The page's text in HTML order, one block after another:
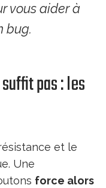
vous aider à
bug.
pas : les
et le
Une
force alors